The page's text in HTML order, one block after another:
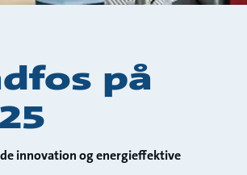
på
innovation og energieffektive